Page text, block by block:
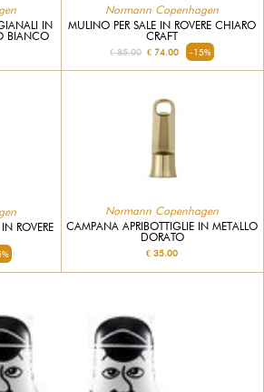
IN
BIANCO
Normann Copenhagen
MULINO PER SALE IN ROVERE CHIARO
CRAFT
€ 85.00 € 74.00 -15%
ROVERE
Normann Copenhagen
CAMPANA APRIBOTTIGLIE IN METALLO
DORATO
€ 35.00